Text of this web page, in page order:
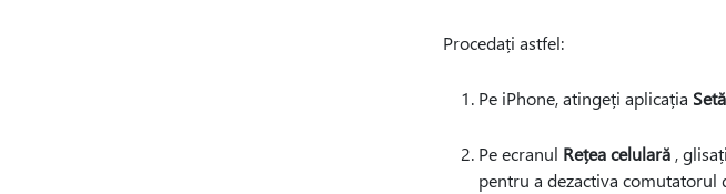
Procedați astfel:
Pe iPhone, atingeți aplicația
Pe ecranul Rețea celulară ,
pentru a dezactiva comutatorul